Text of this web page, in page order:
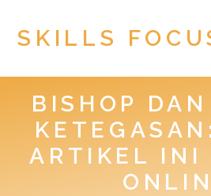
SKILLS
HOME
PRIVACY POLICY
TOGEL HONGKONG
BISHOP
ARTIKEL INI